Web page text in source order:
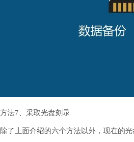
方法7、采取光盘刻录
除了上面介绍的六个方法以外，现在的